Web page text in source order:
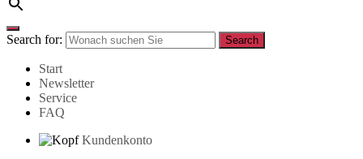
Search for: Search
Start
Newsletter
Service
FAQ
Kundenkonto